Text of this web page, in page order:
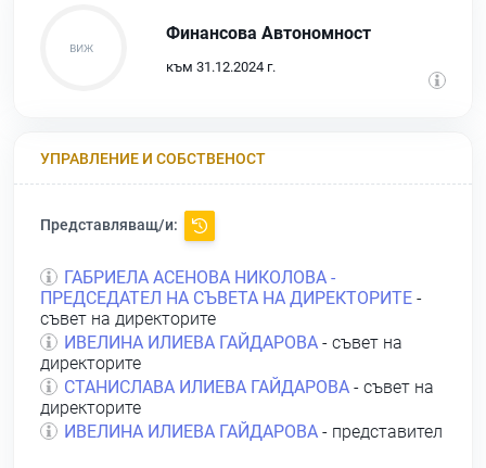
Финансова Автономност
към 31.12.2024 г.
УПРАВЛЕНИЕ И СОБСТВЕНОСТ
Представляващ/и:
ГАБРИЕЛА АСЕНОВА НИКОЛОВА -
ПРЕДСЕДАТЕЛ НА СЪВЕТА НА ДИРЕКТОРИТЕ -
съвет на директорите
ИВЕЛИНА ИЛИЕВА ГАЙДАРОВА - съвет на
директорите
СТАНИСЛАВА ИЛИЕВА ГАЙДАРОВА - съвет на
директорите
ИВЕЛИНА ИЛИЕВА ГАЙДАРОВА - представител